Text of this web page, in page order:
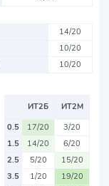
14/20
10/20
10/20
ИТ2Б
ИТ2М
0.5
17/20
3/20
1.5
14/20
6/20
2.5
5/20
15/20
3.5
1/20
19/20